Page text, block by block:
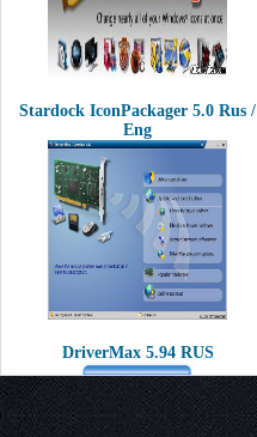
Stardock IconPackager 5.0 Rus /
Eng
DriverMax 5.94 RUS